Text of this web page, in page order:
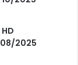
2025